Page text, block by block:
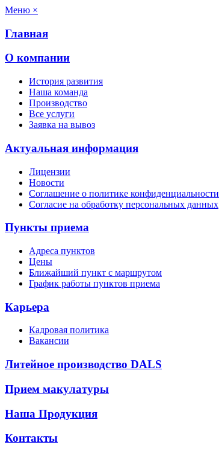
Меню ×
Главная
О компании
История развития
Наша команда
Производство
Все услуги
Заявка на вывоз
Актуальная информация
Лицензии
Новости
Соглашение о политике конфиденциальности
Согласие на обработку персональных данных
Пункты приема
Адреса пунктов
Цены
Ближайший пункт с маршрутом
График работы пунктов приема
Карьера
Кадровая политика
Вакансии
Литейное производство DALS
Прием макулатуры
Наша Продукция
Контакты